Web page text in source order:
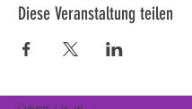
Diese Veranstaltung teilen